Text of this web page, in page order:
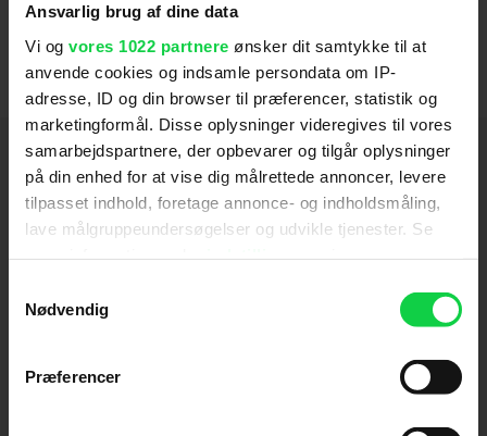
Ansvarlig brug af dine data
Vi og vores 1022 partnere ønsker dit samtykke til at
anvende cookies og indsamle persondata om IP-
adresse, ID og din browser til præferencer, statistik og
marketingformål. Disse oplysninger videregives til vores
samarbejdspartnere, der opbevarer og tilgår oplysninger
på din enhed for at vise dig målrettede annoncer, levere
tilpasset indhold, foretage annonce- og indholdsmåling,
lave målgruppeundersøgelser og udvikle tjenester. Se
tilbage eller ændre indstillinger fra vores
"Cookiedeklaration", eller ved at trykke på "Privacy
Nødvendig
Præferencer
Hold dig opdateret
Send
Kino.dks